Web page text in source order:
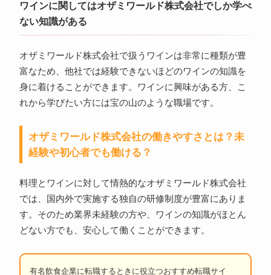
ワインに関してはオザミワールド株式会社でしか学べ
ない知識がある
オザミワールド株式会社で扱うワインは非常に種類が豊
富なため、他社では経験できないほどのワインの知識を
身に着けることができます。ワインに興味がある方、こ
れから学びたい方には宝の山のような職場です。
オザミワールド株式会社の働きやすさとは？未
経験や初心者でも働ける？
料理とワインに対して情熱的なオザミワールド株式会社
では、国内外で実施する独自の研修制度が豊富にありま
す。そのため業界未経験の方や、ワインの知識がほとん
どない方でも、安心して働くことができます。
有名飲食企業に転職するときに役立つおすすめ転職サイ